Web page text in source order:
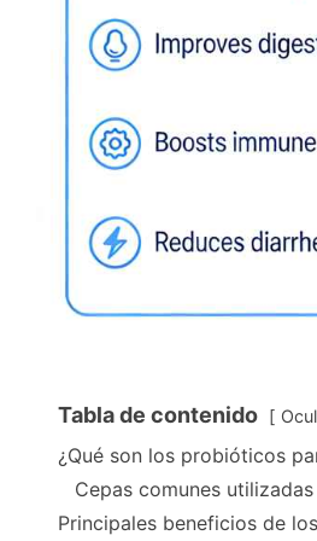
Tabla de contenido
¿Qué son los probióticos
Cepas comunes
Principales beneficios de